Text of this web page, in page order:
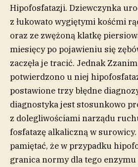
Hipofosfatazji. Dziewczynka
z łukowato wygiętymi kośćmi
oraz ze zwężoną klatkę
miesięcy po pojawieniu się
zaczęła je tracić. Jednak
potwierdzono u niej
postawione trzy błędne
diagnostyka jest stosunkowo
z dolegliwościami narządu
fosfatazę alkaliczną w
pamiętać, że w przypadku
granica normy dla tego